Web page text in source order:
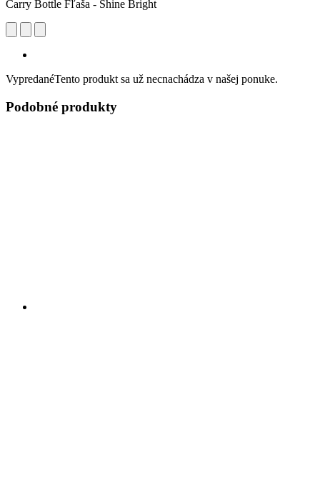
Carry Bottle Fľaša - Shine Bright
VypredanéTento produkt sa už necnachádza v našej ponuke.
Podobné produkty